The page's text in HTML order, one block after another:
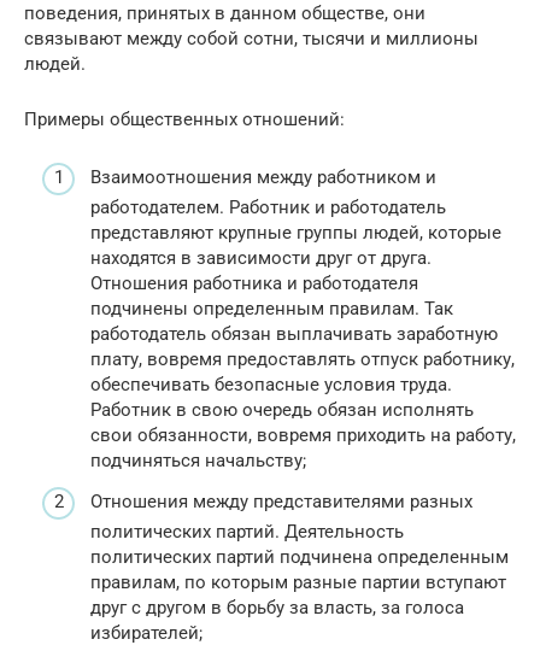
поведения, принятых в данном обществе, они
связывают между собой сотни, тысячи и миллионы
людей.
Примеры общественных отношений:
Взаимоотношения между работником и
работодателем. Работник и работодатель
представляют крупные группы людей, которые
находятся в зависимости друг от друга.
Отношения работника и работодателя
подчинены определенным правилам. Так
работодатель обязан выплачивать заработную
плату, вовремя предоставлять отпуск работнику,
обеспечивать безопасные условия труда.
Работник в свою очередь обязан исполнять
свои обязанности, вовремя приходить на работу,
подчиняться начальству;
Отношения между представителями разных
политических партий. Деятельность
политических партий подчинена определенным
правилам, по которым разные партии вступают
друг с другом в борьбу за власть, за голоса
избирателей;